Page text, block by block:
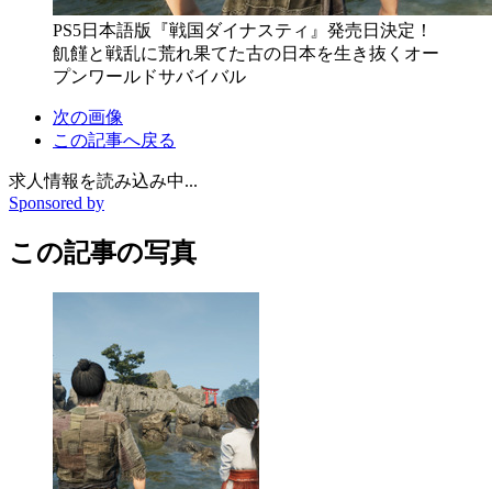
PS5日本語版『戦国ダイナスティ』発売日決定！
飢饉と戦乱に荒れ果てた古の日本を生き抜くオー
プンワールドサバイバル
次の画像
この記事へ戻る
求人情報を読み込み中...
Sponsored by
この記事の写真